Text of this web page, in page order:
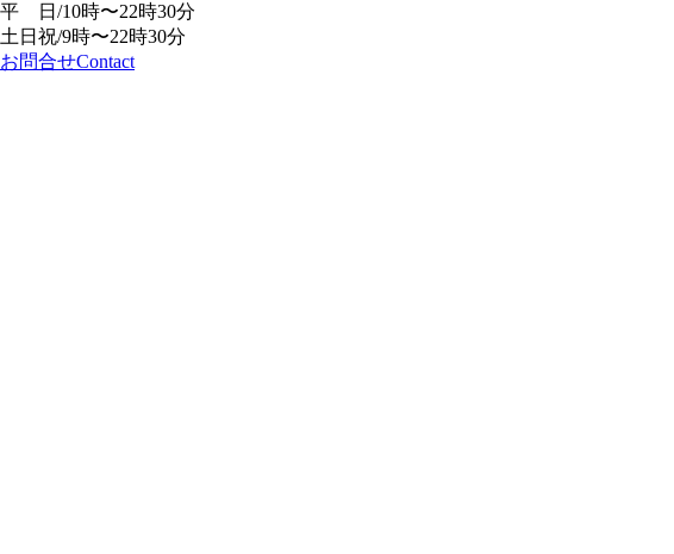
平 日/10時〜22時30分
土日祝/9時〜22時30分
お問合せContact